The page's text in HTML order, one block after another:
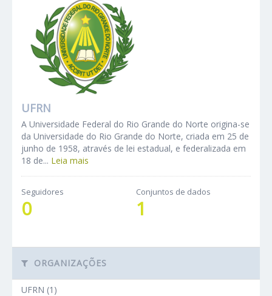
UFRN
A Universidade Federal do Rio Grande do Norte origina-se
da Universidade do Rio Grande do Norte, criada em 25 de
junho de 1958, através de lei estadual, e federalizada em
18 de... Leia mais
Seguidores
0
Conjuntos de dados
1
ORGANIZAÇÕES
UFRN (1)